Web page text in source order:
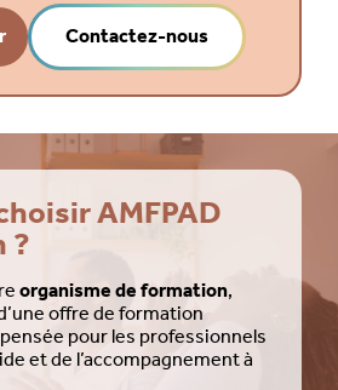
Contactez-nous
AMFPAD
?
organisme de formation,
offre de formation
pour les professionnels
et de l’accompagnement à